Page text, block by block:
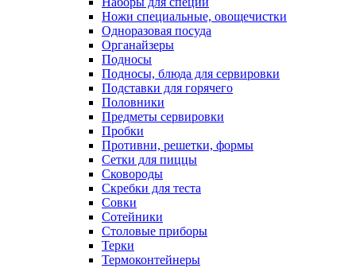
Ножи специальные, овощечистки
Одноразовая посуда
Органайзеры
Подносы
Подносы, блюда для сервировки
Подставки для горячего
Половники
Предметы сервировки
Пробки
Противни, решетки, формы
Сетки для пиццы
Сковороды
Скребки для теста
Совки
Сотейники
Столовые приборы
Терки
Термоконтейнеры